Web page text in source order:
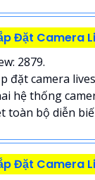
Đặt Camera
2879.
đặt camera
hệ thống
toàn bộ diễn
Đặt Camera